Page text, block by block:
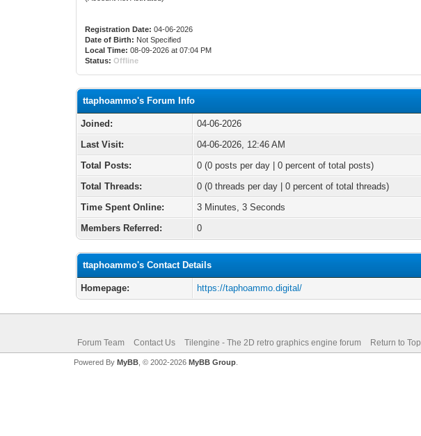
Registration Date: 04-06-2026
Date of Birth: Not Specified
Local Time: 08-09-2026 at 07:04 PM
Status: Offline
ttaphoammo's Forum Info
Joined:
04-06-2026
Last Visit:
04-06-2026, 12:46 AM
Total Posts:
0 (0 posts per day | 0 percent of total posts)
Total Threads:
0 (0 threads per day | 0 percent of total threads)
Time Spent Online:
3 Minutes, 3 Seconds
Members Referred:
0
ttaphoammo's Contact Details
Homepage: https://taphoammo.digital/
Forum Team Contact Us Tilengine - The 2D retro graphics engine forum Return to Top
Powered By MyBB, © 2002-2026 MyBB Group.